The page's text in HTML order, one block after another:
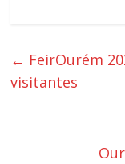
← FeirOurém
visitantes